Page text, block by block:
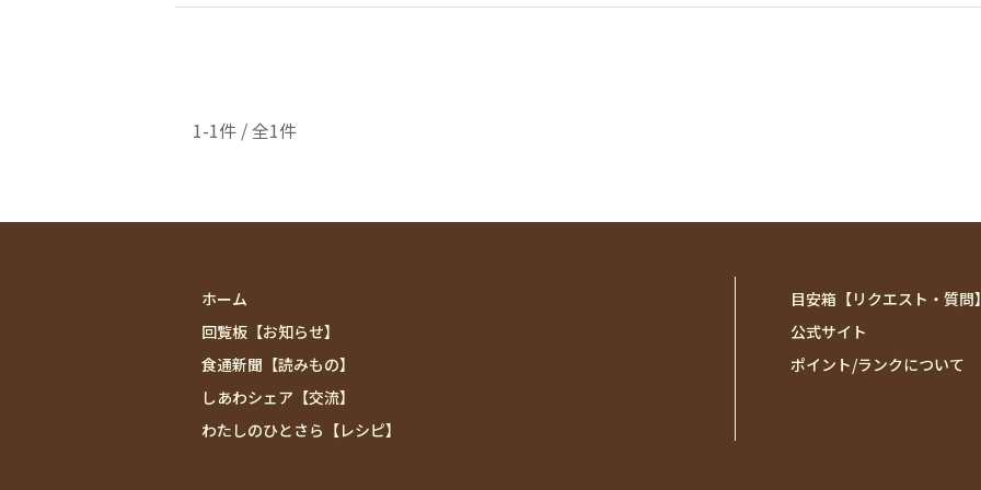
1-1件 / 全1件
ホーム
回覧板【お知らせ】
食通新聞【読みもの】
しあわシェア【交流】
わたしのひとさら【レシピ】
目安箱【リクエスト・質問
公式サイト
ポイント/ランクについて